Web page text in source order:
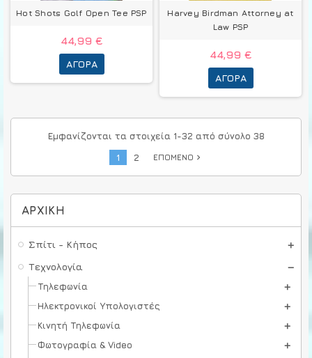
ΑΡΧΙΚΉ
Σπίτι - Κήπος
Τεχνολογία
Τηλεφωνία
Ηλεκτρονικοί Υπολογιστές
Κινητή Τηλεφωνία
Φωτογραφία & Video
Hot Shots Golf Open Tee PSP
44,99 €
ΑΓΟΡΆ
Harvey Birdman Attorney at
Law PSP
44,99 €
ΑΓΟΡΆ
Εμφανίζονται τα στοιχεία 1-32 από σύνολο 38
1
2 ΕΠΌΜΕΝΟ navigate_next